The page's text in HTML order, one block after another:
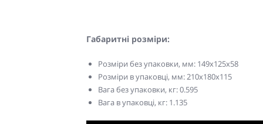
Габаритні розміри:
Розміри без упаковки, мм: 149x125х58
Розміри в упаковці, мм: 210x180х115
Вага без упаковки, кг: 0.595
Вага в упаковці, кг: 1.135